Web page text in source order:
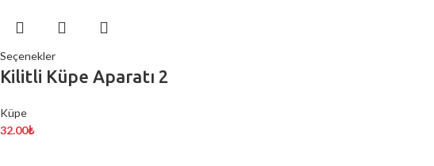
Seçenekler
Kilitli Küpe Aparatı 2
Küpe
32.00₺